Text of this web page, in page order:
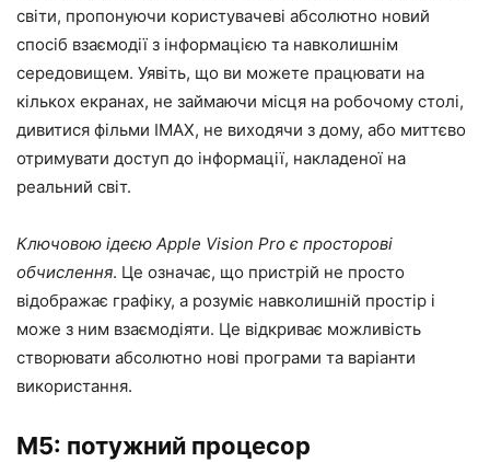
світи, пропонуючи користувачеві абсолютно новий
спосіб взаємодії з інформацією та навколишнім
середовищем. Уявіть, що ви можете працювати на
кількох екранах, не займаючи місця на робочому столі,
дивитися фільми IMAX, не виходячи з дому, або миттєво
отримувати доступ до інформації, накладеної на
реальний світ.
Ключовою ідеєю Apple Vision Pro є просторові
обчислення. Це означає, що пристрій не просто
відображає графіку, а розуміє навколишній простір і
може з ним взаємодіяти. Це відкриває можливість
створювати абсолютно нові програми та варіанти
використання.
M5: потужний процесор